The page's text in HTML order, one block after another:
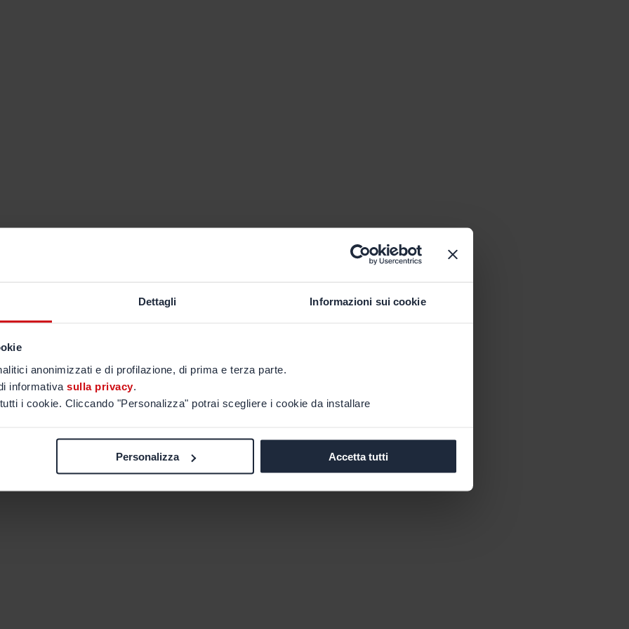
Dettagli Informazioni sui cookie
anonimizzati e di profilazione, di prima e terza parte.
informativa sulla privacy.
i cookie. Cliccando "Personalizza" potrai scegliere i cookie da installare
Personalizza Accetta tutti